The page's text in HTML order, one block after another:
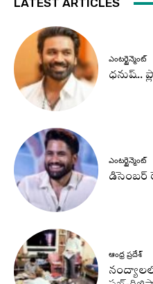
LATEST ARTICLES
ఎంటర్టైన్మెంట్
ధనుష్‌..
ఎంటర్టైన్మెంట్
డిసెంబర్
ఆంధ్ర ప్రదేశ్